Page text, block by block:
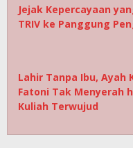
Jejak Kepercayaan
TRIV ke Panggung
Lahir Tanpa Ibu, Ayah
Fatoni Tak Menyerah
Kuliah Terwujud